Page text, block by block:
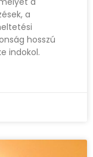
a
hosszú
indokol.